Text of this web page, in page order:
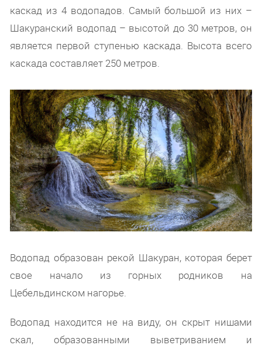
каскад из 4 водопадов. Самый большой из них –
Шакуранский водопад – высотой до 30 метров, он
является первой ступенью каскада. Высота всего
каскада составляет 250 метров.
Водопад образован рекой Шакуран, которая берет
свое начало из горных родников на
Цебельдинском нагорье.
Водопад находится не на виду, он скрыт нишами
скал, образованными выветриванием и